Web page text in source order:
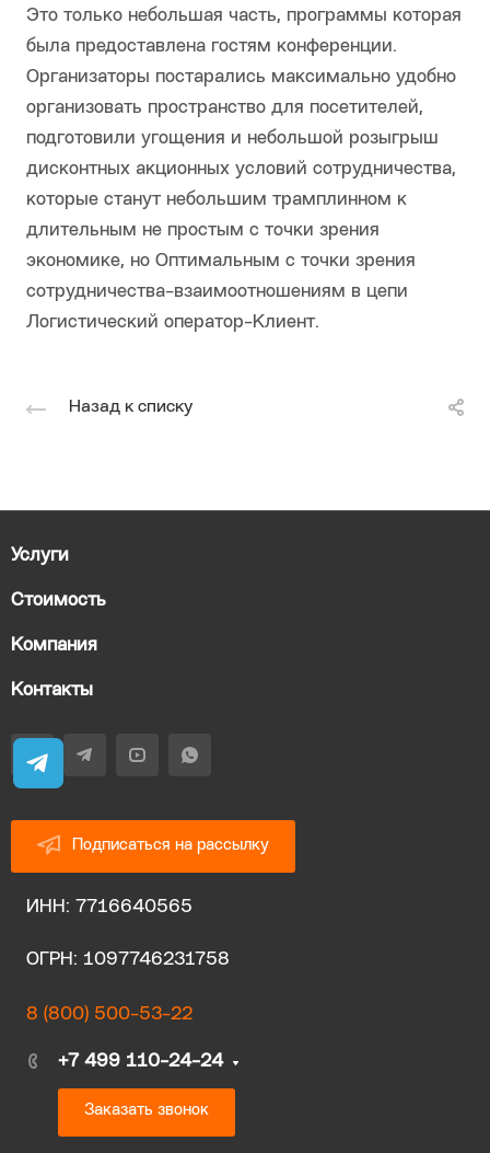
Это только небольшая часть, программы которая
была предоставлена гостям конференции.
Организаторы постарались максимально удобно
организовать пространство для посетителей,
подготовили угощения и небольшой розыгрыш
дисконтных акционных условий сотрудничества,
которые станут небольшим трамплинном к
длительным не простым с точки зрения
экономике, но Оптимальным с точки зрения
сотрудничества-взаимоотношениям в цепи
Логистический оператор-Клиент.
Назад к списку
Услуги
Стоимость
Компания
Контакты
Подписаться на рассылку
ИНН: 7716640565
ОГРН: 1097746231758
8 (800) 500-53-22
+7 499 110-24-24
Заказать звонок